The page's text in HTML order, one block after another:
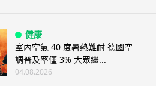
健康
室內空氣 40 度暑熱難耐 德國空
調普及率僅 3% 大眾繼...
04.08.2026